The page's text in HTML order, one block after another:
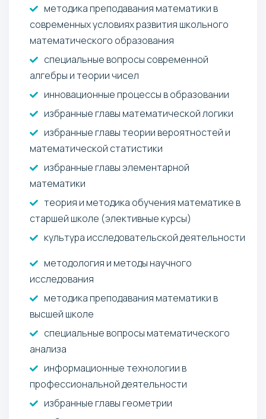
методика преподавания математики в
современных условиях развития школьного
математического образования
специальные вопросы современной
алгебры и теории чисел
инновационные процессы в образовании
избранные главы математической логики
избранные главы теории вероятностей и
математической статистики
избранные главы элементарной
математики
теория и методика обучения математике в
старшей школе (элективные курсы)
культура исследовательской деятельности
методология и методы научного
исследования
методика преподавания математики в
высшей школе
специальные вопросы математического
анализа
информационные технологии в
профессиональной деятельности
избранные главы геометрии